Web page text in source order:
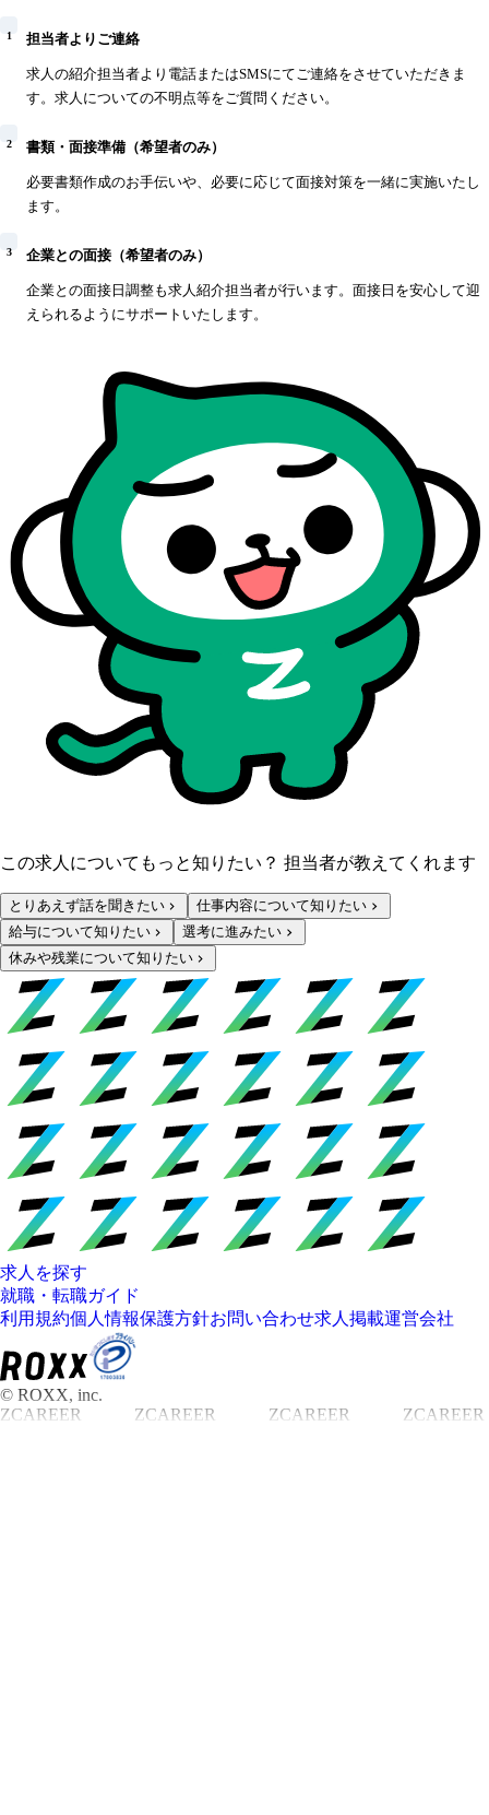
1 担当者よりご連絡
求人の紹介担当者より電話またはSMSにてご連絡をさせていただきま
す。求人についての不明点等をご質問ください。
2 書類・面接準備（希望者のみ）
必要書類作成のお手伝いや、必要に応じて面接対策を一緒に実施いたし
ます。
3 企業との面接（希望者のみ）
企業との面接日調整も求人紹介担当者が行います。面接日を安心して迎
えられるようにサポートいたします。
この求人についてもっと知りたい？ 担当者が教えてくれます
とりあえず話を聞きたい
仕事内容について知りたい
給与について知りたい
選考に進みたい
休みや残業について知りたい
求人を探す
就職・転職ガイド
利用規約個人情報保護方針お問い合わせ求人掲載運営会社
© ROXX, inc.
ZCAREER
ZCAREER ZCAREER ZCAREER